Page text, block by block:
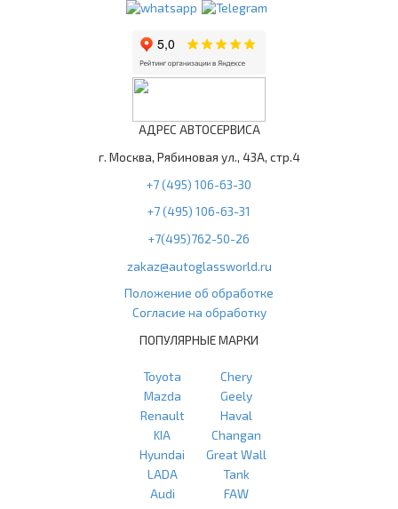
АДРЕС АВТОСЕРВИСА
г. Москва, Рябиновая ул., 43А, стр.4
+7 (495) 106-63-30
+7 (495) 106-63-31
+7(495)762-50-26
zakaz@autoglassworld.ru
Положение об обработке
Согласие на обработку
ПОПУЛЯРНЫЕ МАРКИ
Toyota
Mazda
Renault
KIA
Hyundai
LADA
Audi
Chery
Geely
Haval
Changan
Great Wall
Tank
FAW